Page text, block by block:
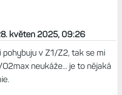
květen 2025, 09:26
v Z1/Z2, tak se mi
neukáže... je to nějaká